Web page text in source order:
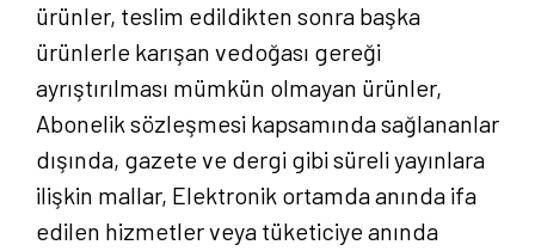
ürünler, teslim edildikten sonra başka
ürünlerle karışan vedoğası gereği
ayrıştırılması mümkün olmayan ürünler,
Abonelik sözleşmesi kapsamında sağlananlar
dışında, gazete ve dergi gibi süreli yayınlara
ilişkin mallar, Elektronik ortamda anında ifa
edilen hizmetler veya tüketiciye anında